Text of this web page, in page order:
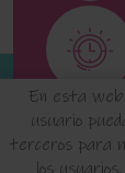
En esta web
usuario
terceros para
los
INICIO